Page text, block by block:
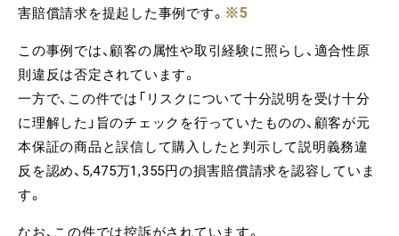
害賠償請求を提起した事例です。 ※5
この事例では、顧客の属性や取引経験に照らし、適合性原
則違反は否定されています。
一方で、この件では「リスクについて十分説明を受け十分
に理解した」旨のチェックを行っていたものの、顧客が元
本保証の商品と誤信して購入したと判示して説明義務違
反を認め、5,475万1,355円の損害賠償請求を認容していま
す。
なお、この件では控訴がされています。